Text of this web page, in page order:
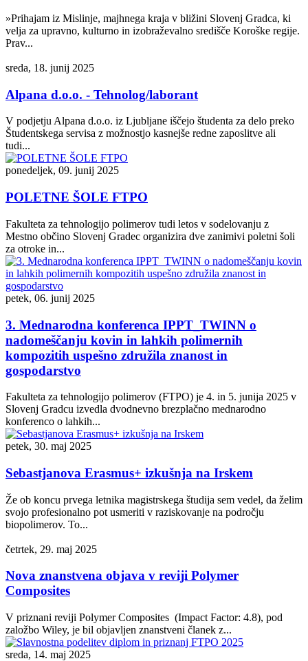
»Prihajam iz Mislinje, majhnega kraja v bližini Slovenj Gradca, ki
velja za upravno, kulturno in izobraževalno središče Koroške regije.
Prav...
sreda, 18. junij 2025
Alpana d.o.o. - Tehnolog/laborant
V podjetju Alpana d.o.o. iz Ljubljane iščejo študenta za delo preko
Študentskega servisa z možnostjo kasnejše redne zaposlitve ali
tudi...
ponedeljek, 09. junij 2025
POLETNE ŠOLE FTPO
Fakulteta za tehnologijo polimerov tudi letos v sodelovanju z
Mestno občino Slovenj Gradec organizira dve zanimivi poletni šoli
za otroke in...
petek, 06. junij 2025
3. Mednarodna konferenca IPPT_TWINN o
nadomeščanju kovin in lahkih polimernih
kompozitih uspešno združila znanost in
gospodarstvo
Fakulteta za tehnologijo polimerov (FTPO) je 4. in 5. junija 2025 v
Slovenj Gradcu izvedla dvodnevno brezplačno mednarodno
konferenco o lahkih...
petek, 30. maj 2025
Sebastjanova Erasmus+ izkušnja na Irskem
Že ob koncu prvega letnika magistrskega študija sem vedel, da želim
svojo profesionalno pot usmeriti v raziskovanje na področju
biopolimerov. To...
četrtek, 29. maj 2025
Nova znanstvena objava v reviji Polymer
Composites
V priznani reviji Polymer Composites (Impact Factor: 4.8), pod
založbo Wiley, je bil objavljen znanstveni članek z...
sreda, 14. maj 2025